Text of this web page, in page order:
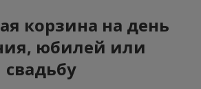
корзина на день
юбилей или
свадьбу